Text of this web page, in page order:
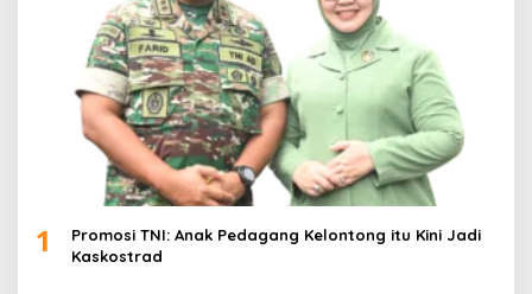
1
Promosi TNI: Anak Pedagang Kelontong itu Kini Jadi
Kaskostrad